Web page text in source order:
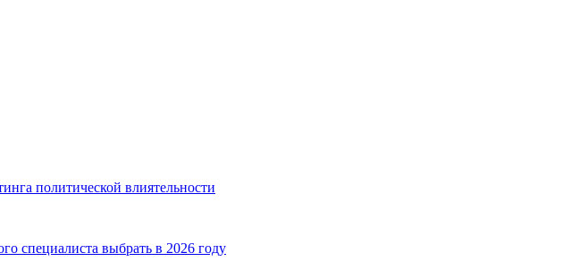
политической влиятельности
специалиста выбрать в 2026 году